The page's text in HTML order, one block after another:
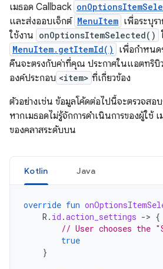
เมธอด Callback
และส่งออบเจ็กต์ MenuItem เพื่อระบุร
ใช้งาน onOptionsItemSelected()
MenuItem.getItemId()
เพื่อกำหนด
คืนจะตรงกับค่าที่คุณ ประกาศในแอตทริบิ
องค์ประกอบ <item> ที่เกี่ยวข้อง
ตัวอย่างเช่น ข้อมูลโค้ดต่อไปนี้จะตรวจสอ
หากเมธอดไม่รู้จักการดำเนินการของผู้ใช้
ของคลาสระดับบน
Kotlin Java
override fun
R . id .action_settings -> {
// User chooses the
true
}